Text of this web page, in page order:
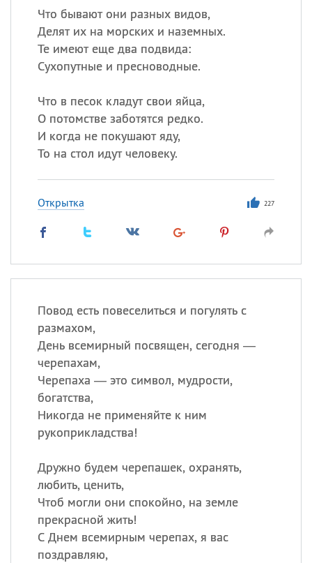
Что бывают они разных видов,
Делят их на морских и наземных.
Те имеют еще два подвида:
Сухопутные и пресноводные.
Что в песок кладут свои яйца,
О потомстве заботятся редко.
И когда не покушают яду,
То на стол идут человеку.
Открытка 227
Повод есть повеселиться и погулять с
размахом,
День всемирный посвящен, сегодня —
черепахам,
Черепаха — это символ, мудрости,
богатства,
Никогда не применяйте к ним
рукоприкладства!
Дружно будем черепашек, охранять,
любить, ценить,
Чтоб могли они спокойно, на земле
прекрасной жить!
С Днем всемирным черепах, я вас
поздравляю,